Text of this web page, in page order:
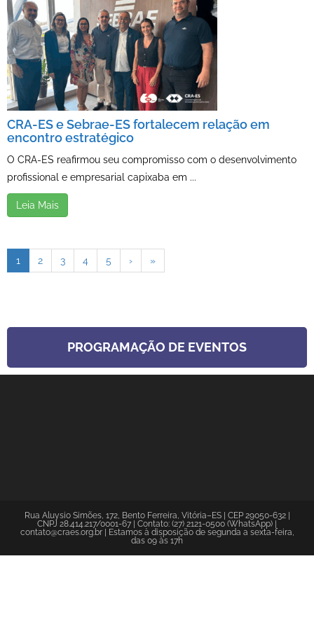
CRA-ES e Sebrae-ES fortalecem relação em
encontro estratégico
O CRA-ES reafirmou seu compromisso com o desenvolvimento
profissional e empresarial capixaba em ...
Leia Mais
1 2 3 4 5 › »
PROGRAMAÇÃO DE EVENTOS
Rua Aluysio Simões, 172, Bento Ferreira, Vitória–ES | CEP 29050-632 |
CNPJ 28.414.217/0001-67 | Contato: (27) 2121-0500 (WhatsApp) |
contato@craes.org.br | Estamos à disposição de segunda a sexta-feira,
das 09 às 17h